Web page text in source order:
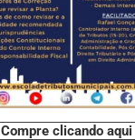
Compre clicando aqui